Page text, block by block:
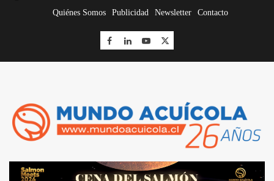
Quiénes Somos Publicidad Newsletter Contacto